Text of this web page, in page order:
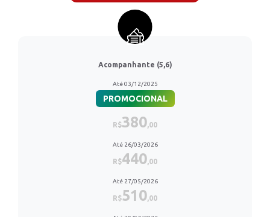
Acompanhante (5,6)
Até 03/12/2025
PROMOCIONAL
R$380,00
Até 26/03/2026
R$440,00
Até 27/05/2026
R$510,00